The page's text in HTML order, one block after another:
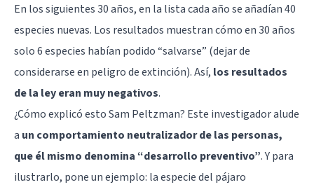
En los siguientes 30 años, en la lista cada año se añadían 40
especies nuevas. Los resultados muestran cómo en 30 años
solo 6 especies habían podido “salvarse” (dejar de
considerarse en peligro de extinción). Así, los resultados
de la ley eran muy negativos.
¿Cómo explicó esto Sam Peltzman? Este investigador alude
a un comportamiento neutralizador de las personas,
que él mismo denomina “desarrollo preventivo”. Y para
ilustrarlo, pone un ejemplo: la especie del pájaro